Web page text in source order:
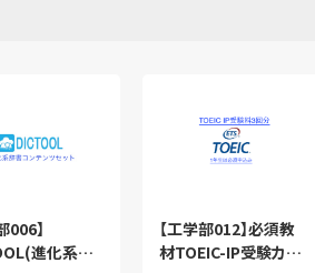
006】
進化系辞
【工学部012】必須教
材TOEIC-IP受験カー